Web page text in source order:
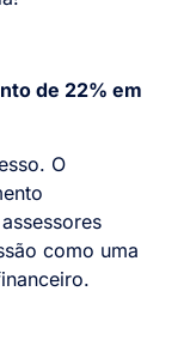
de 22% em
O
como uma